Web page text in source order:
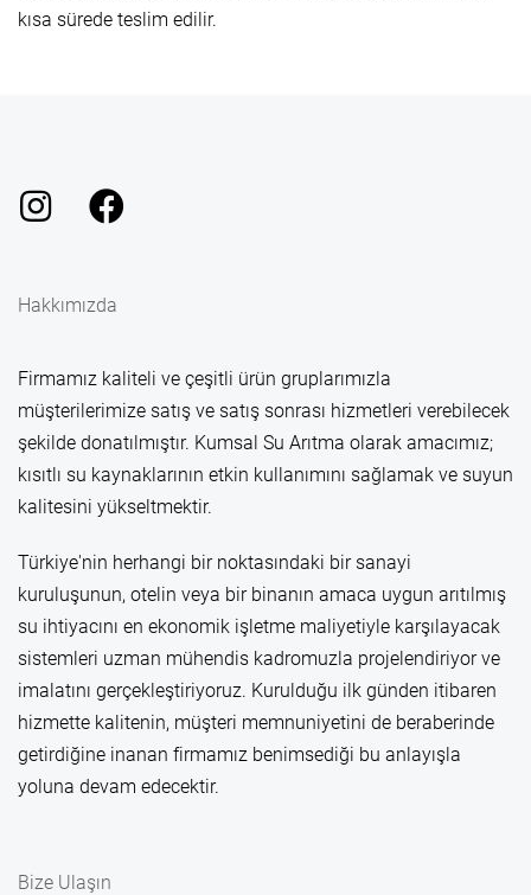
kısa sürede teslim edilir.
Hakkımızda
Firmamız kaliteli ve çeşitli ürün gruplarımızla
müşterilerimize satış ve satış sonrası hizmetleri verebilecek
şekilde donatılmıştır. Kumsal Su Arıtma olarak amacımız;
kısıtlı su kaynaklarının etkin kullanımını sağlamak ve suyun
kalitesini yükseltmektir.
Türkiye'nin herhangi bir noktasındaki bir sanayi
kuruluşunun, otelin veya bir binanın amaca uygun arıtılmış
su ihtiyacını en ekonomik işletme maliyetiyle karşılayacak
sistemleri uzman mühendis kadromuzla projelendiriyor ve
imalatını gerçekleştiriyoruz. Kurulduğu ilk günden itibaren
hizmette kalitenin, müşteri memnuniyetini de beraberinde
getirdiğine inanan firmamız benimsediği bu anlayışla
yoluna devam edecektir.
Bize Ulaşın